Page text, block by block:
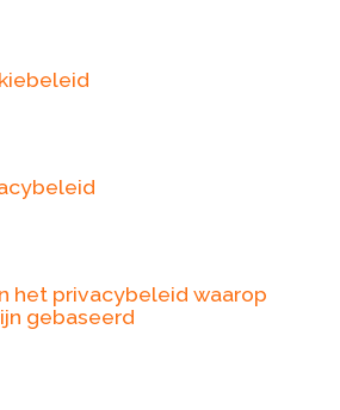
het privacybeleid waarop
gebaseerd